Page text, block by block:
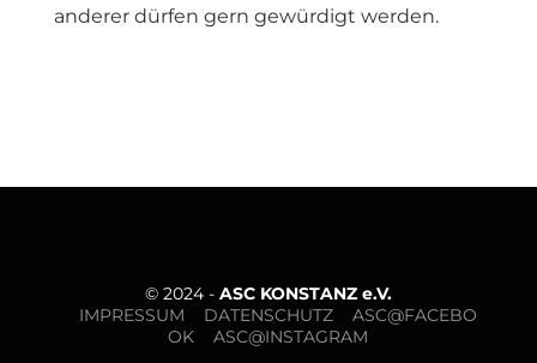
anderer dürfen gern gewürdigt werden.
© 2024 - ASC KONSTANZ e.V.
IMPRESSUM
DATENSCHUTZ
ASC@FACEBO
OK
ASC@INSTAGRAM